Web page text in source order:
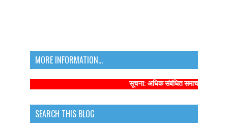
MORE INFORMATION...
सूचना: अधिक संबंधित समाचारों के लिए
SEARCH THIS BLOG